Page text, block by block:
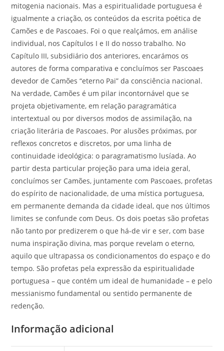
mitogenia nacionais. Mas a espiritualidade portuguesa é
igualmente a criação, os conteúdos da escrita poética de
Camões e de Pascoaes. Foi o que realçámos, em análise
individual, nos Capítulos I e II do nosso trabalho. No
Capítulo III, subsidiário dos anteriores, encarámos os
autores de forma comparativa e concluímos ser Pascoaes
devedor de Camões “eterno Pai” da consciência nacional.
Na verdade, Camões é um pilar incontornável que se
projeta objetivamente, em relação paragramática
intertextual ou por diversos modos de assimilação, na
criação literária de Pascoaes. Por alusões próximas, por
reflexos concretos e discretos, por uma linha de
continuidade ideológica: o paragramatismo lusíada. Ao
partir desta particular projeção para uma ideia geral,
concluímos ser Camões, juntamente com Pascoaes, profetas
do espírito de nacionalidade, de uma mística portuguesa,
em permanente demanda da cidade ideal, que nos últimos
limites se confunde com Deus. Os dois poetas são profetas
não tanto por predizerem o que há-de vir e ser, com base
numa inspiração divina, mas porque revelam o eterno,
aquilo que ultrapassa os condicionamentos do espaço e do
tempo. São profetas pela expressão da espiritualidade
portuguesa – que contém um ideal de humanidade – e pelo
messianismo fundamental ou sentido permanente de
redenção.
Informação adicional